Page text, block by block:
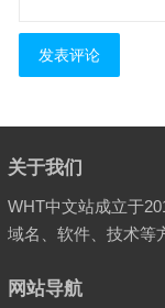
关于我们
WHT中文站成立于
域名、软件、技术等
网站导航